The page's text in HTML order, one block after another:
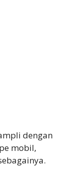
dengan
mobil,